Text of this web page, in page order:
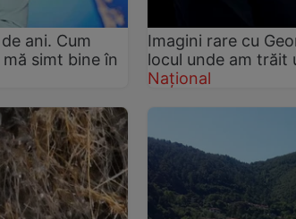
ani. Cum
simt bine în
Imagini rare cu
locul unde am trăit
Național